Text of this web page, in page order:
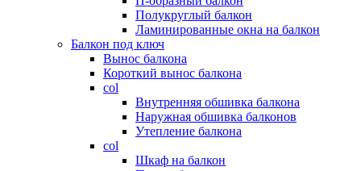
Полукруглый балкон
Ламинированные окна на балкон
Балкон под ключ
Вынос балкона
Короткий вынос балкона
col
Внутренняя обшивка балкона
Наружная обшивка балконов
Утепление балкона
col
Шкаф на балкон